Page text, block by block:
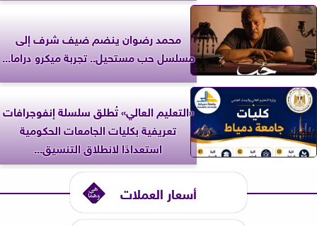
محمد رضوان ينضم ضيف شرف إلى
مسلسل حب مستحيل.. تجربة ميكرو دراما...
«التعليم العالي» تُطلق سلسلة إنفوجرافات
تعريفية بكليات الجامعات الحكومية
استعدادًا لانطلاق التنسيق...
أسعار العملات